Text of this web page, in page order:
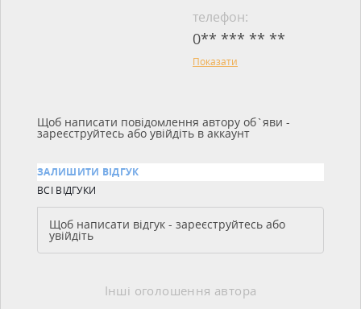
телефон:
0** *** ** **
Показати
Щоб написати повідомлення автору об`яви -
зареєструйтесь або увійдіть в аккаунт
ЗАЛИШИТИ ВІДГУК
ВСІ ВІДГУКИ
Щоб написати відгук - зареєструйтесь або
увійдіть
Інші оголошення автора